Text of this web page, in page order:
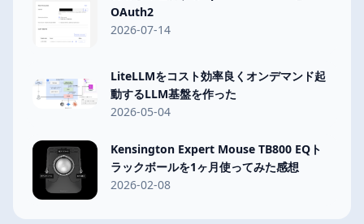
OAuth2
2026-07-14
LiteLLMをコスト効率良くオンデマンド起
動するLLM基盤を作った
2026-05-04
Kensington Expert Mouse TB800 EQト
ラックボールを1ヶ月使ってみた感想
2026-02-08